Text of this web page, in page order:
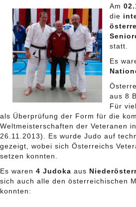
Am
die
statt.
Es
aus 8
Für
als Überprüfung der Form für die
Weltmeisterschaften der Veteranen
26.11.2013). Es wurde Judo auf
gezeigt, wobei sich Österreichs
setzen konnten.
Es waren 4 Judoka aus
sich auch alle den österreichischen
konnten: